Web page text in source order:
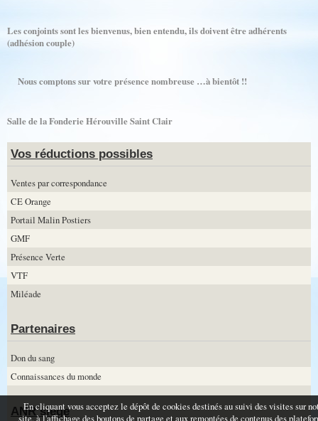
Les conjoints sont les bienvenus, bien entendu, ils doivent être adhérents
(adhésion couple)
Nous comptons sur votre présence nombreuse …à bientôt !!
Salle de la Fonderie Hérouville Saint Clair
Vos réductions possibles
Ventes par correspondance
CE Orange
Portail Malin Postiers
GMF
Présence Verte
VTF
Miléade
Partenaires
Don du sang
Connaissances du monde
ANR siège
En cliquant vous acceptez le dépôt de cookies destinés au suivi des visites sur
site, à l'affichage des boutons de partage et aux remontées de contenus des